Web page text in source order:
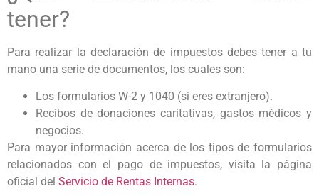
tener?
Para realizar la declaración de impuestos debes tener a tu
mano una serie de documentos, los cuales son:
Los formularios W-2 y 1040 (si eres extranjero).
Recibos de donaciones caritativas, gastos médicos y
negocios.
Para mayor información acerca de los tipos de formularios
relacionados con el pago de impuestos, visita la página
oficial del Servicio de Rentas Internas.